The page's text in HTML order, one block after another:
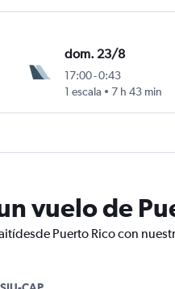
dom. 23/8
17:00-0:43
1 escala
7 h 43 min
vuelo de
Puerto Rico con